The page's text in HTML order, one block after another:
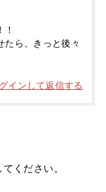
たら、きっと後々
インして返信する
てください。